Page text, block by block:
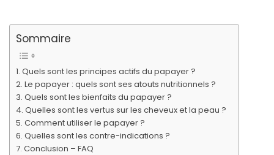
Sommaire
Quels sont les principes actifs du papayer ?
Le papayer : quels sont ses atouts nutritionnels ?
Quels sont les bienfaits du papayer ?
Quelles sont les vertus sur les cheveux et la peau ?
Comment utiliser le papayer ?
Quelles sont les contre-indications ?
Conclusion – FAQ